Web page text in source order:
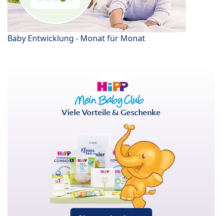
Baby Entwicklung - Monat für Monat
Viele Vorteile & Geschenke